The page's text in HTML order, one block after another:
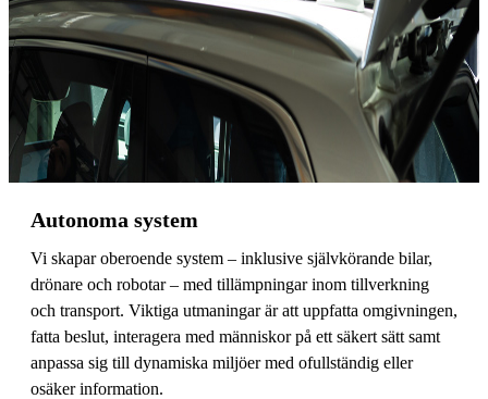
Autonoma system
Vi skapar oberoende system – inklusive självkörande bilar,
drönare och robotar – med tillämpningar inom tillverkning
och transport. Viktiga utmaningar är att uppfatta omgivningen,
fatta beslut, interagera med människor på ett säkert sätt samt
anpassa sig till dynamiska miljöer med ofullständig eller
osäker information.